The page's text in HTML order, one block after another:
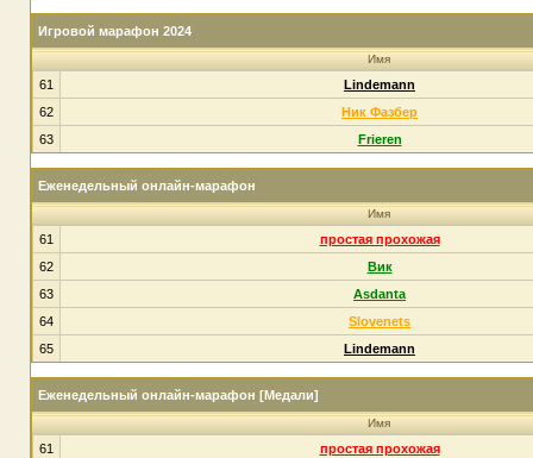
Игровой марафон 2024
Имя
61
Lindemann
62
Ник Фазбер
63
Frieren
Еженедельный онлайн-марафон
Имя
61
простая прохожая
62
Вик
63
Asdanta
64
Slovenets
65
Lindemann
Еженедельный онлайн-марафон [Медали]
Имя
61
простая прохожая